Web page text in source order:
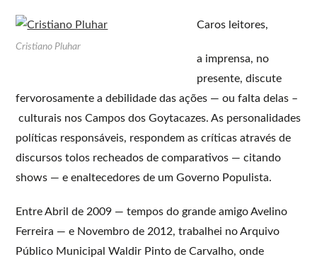
Cristiano Pluhar
Caros leitores,
a imprensa, no
presente, discute
fervorosamente a debilidade das ações — ou falta delas –
culturais nos Campos dos Goytacazes. As personalidades
políticas responsáveis, respondem as críticas através de
discursos tolos recheados de comparativos — citando
shows — e enaltecedores de um Governo Populista.
Entre Abril de 2009 — tempos do grande amigo Avelino
Ferreira — e Novembro de 2012, trabalhei no Arquivo
Público Municipal Waldir Pinto de Carvalho, onde